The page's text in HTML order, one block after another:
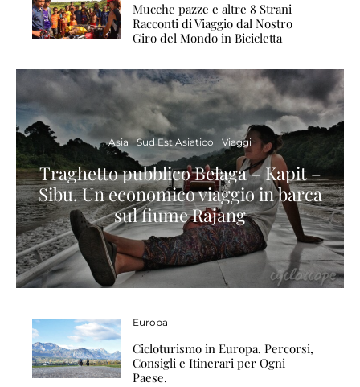
Mucche pazze e altre 8 Strani
Racconti di Viaggio dal Nostro
Giro del Mondo in Bicicletta
Asia Sud Est Asiatico Viaggi
Traghetto pubblico Belaga – Kapit –
Sibu. Un economico viaggio in barca
sul fiume Rajang
Europa
Cicloturismo in Europa. Percorsi,
Consigli e Itinerari per Ogni
Paese.